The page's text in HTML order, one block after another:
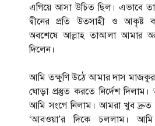
এগিয়ে আসা উচিত ছিল। এভাবে
দ্বীনের প্রতি উতসাহী ও
অবশেষে আল্লাহ তাআলা আমার
দিলেন।
আমি তক্ষুণি উঠে আমার দাস
ঘোড়া প্রস্তুত করতে নির্দেশ
আমি সংগে নিলাম। আমরা খুব দ্রুত
‘আবওয়া’র দিকে চললাম।